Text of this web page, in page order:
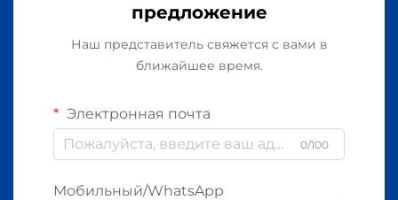
предложение
Наш представитель свяжется с вами в
ближайшее время.
Электронная почта
0/100
Мобильный/WhatsApp